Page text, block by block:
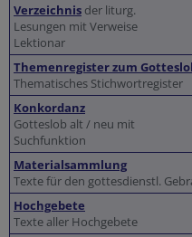
Verzeichnis der liturg.
Lesungen mit Verweise
Lektionar
Themenregister zum
Thematisches Stichwortregister
Konkordanz
Gotteslob alt / neu mit
Suchfunktion
Materialsammlung
Texte für den gottesdienstl.
Hochgebete
Texte aller Hochgebete